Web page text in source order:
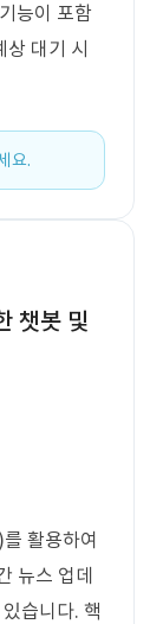
능이 포함
대기 시
요.
챗봇 및
활용하여
뉴스 업데
습니다. 핵